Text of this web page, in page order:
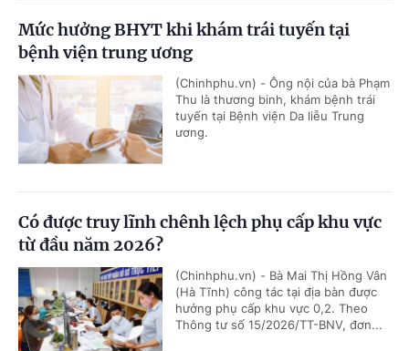
Mức hưởng BHYT khi khám trái tuyến tại
bệnh viện trung ương
(Chinhphu.vn) - Ông nội của bà Phạm
Thu là thương binh, khám bệnh trái
tuyến tại Bệnh viện Da liễu Trung
ương.
Có được truy lĩnh chênh lệch phụ cấp khu vực
từ đầu năm 2026?
(Chinhphu.vn) - Bà Mai Thị Hồng Vân
(Hà Tĩnh) công tác tại địa bàn được
hưởng phụ cấp khu vực 0,2. Theo
Thông tư số 15/2026/TT-BNV, đơn...